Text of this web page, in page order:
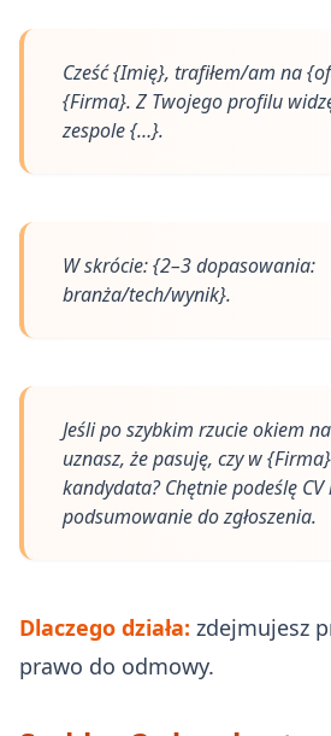
Cześć {Imię}, trafiłem/am na
{Firma}. Z Twojego profilu
zespole {…}.
W skrócie: {2–3 dopasowania:
branża/tech/wynik}.
Jeśli po szybkim rzucie okiem
uznasz, że pasuję, czy w
kandydata? Chętnie podeślę
podsumowanie do zgłoszenia.
Dlaczego działa: zdejmujesz
prawo do odmowy.